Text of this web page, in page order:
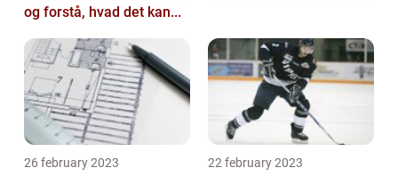
og forstå, hvad det kan...
26 february 2023 22 february 2023